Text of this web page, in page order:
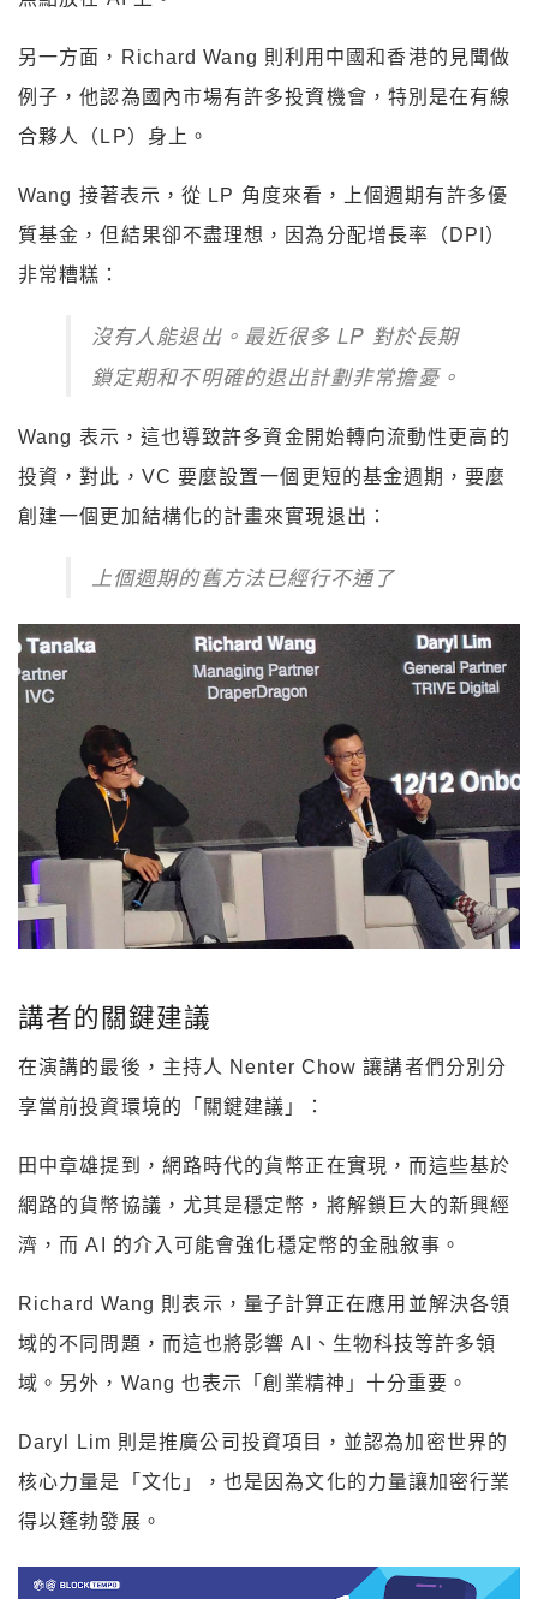
另一方面，Richard Wang 則利用中國和香港的見聞做
例子，他認為國內市場有許多投資機會，特別是在有線
合夥人（LP）身上。
Wang 接著表示，從 LP 角度來看，上個週期有許多優
質基金，但結果卻不盡理想，因為分配增長率（DPI）
非常糟糕：
沒有人能退出。最近很多 LP 對於長期
鎖定期和不明確的退出計劃非常擔憂。
Wang 表示，這也導致許多資金開始轉向流動性更高的
投資，對此，VC 要麼設置一個更短的基金週期，要麼
創建一個更加結構化的計畫來實現退出：
上個週期的舊方法已經行不通了
講者的關鍵建議
在演講的最後，主持人 Nenter Chow 讓講者們分別分
享當前投資環境的「關鍵建議」：
田中章雄提到，網路時代的貨幣正在實現，而這些基於
網路的貨幣協議，尤其是穩定幣，將解鎖巨大的新興經
濟，而 AI 的介入可能會強化穩定幣的金融敘事。
Richard Wang 則表示，量子計算正在應用並解決各領
域的不同問題，而這也將影響 AI、生物科技等許多領
域。另外，Wang 也表示「創業精神」十分重要。
Daryl Lim 則是推廣公司投資項目，並認為加密世界的
核心力量是「文化」，也是因為文化的力量讓加密行業
得以蓬勃發展。